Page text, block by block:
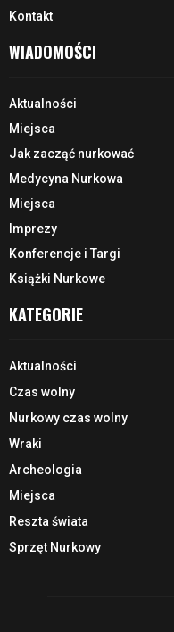
Kontakt
WIADOMOŚCI
Aktualności
Miejsca
Jak zacząć nurkować
Medycyna Nurkowa
Miejsca
Imprezy
Konferencje i Targi
Książki Nurkowe
KATEGORIE
Aktualności
Czas wolny
Nurkowy czas wolny
Wraki
Archeologia
Miejsca
Reszta świata
Sprzęt Nurkowy